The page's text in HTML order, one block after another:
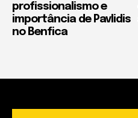
profissionalismo e
importância de Pavlidis
no Benfica